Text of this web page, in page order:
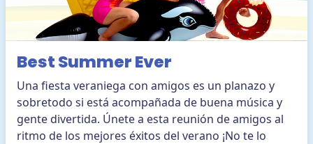
Best Summer Ever
Una fiesta veraniega con amigos es un planazo y
sobretodo si está acompañada de buena música y
gente divertida. Únete a esta reunión de amigos al
ritmo de los mejores éxitos del verano ¡No te lo